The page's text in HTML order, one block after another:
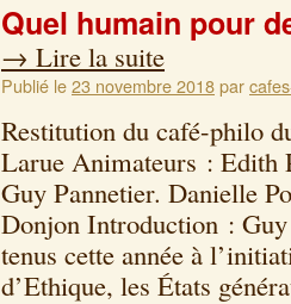
Quel humain pour
→ Lire la suite
Publié le23 novembre 2018par
Restitution du café-philo
Larue Animateurs : Edith
Guy Pannetier. Danielle
Donjon Introduction :
tenus cette année à
d’Ethique, les États